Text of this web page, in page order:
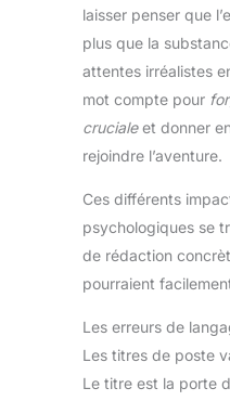
laisser penser que
plus que la
attentes irréalistes
mot compte pour
crucialeet donner
rejoindre l’aventure.
Ces différents
psychologiques se
de rédaction
pourraient
Les erreurs de
Les titres de poste
Le titre est la porte